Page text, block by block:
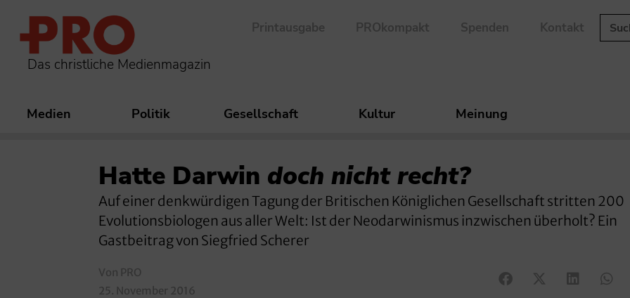
Das christliche Medienmagazin
Printausgabe PROkompakt Spenden Kontakt
Medien Politik Gesellschaft Kultur Meinung
Hatte Darwin doch nicht recht?
Auf einer denkwürdigen Tagung der Britischen Königlichen Gesellschaft stritten 200
Evolutionsbiologen aus aller Welt: Ist der Neodarwinismus inzwischen überholt? Ein
Gastbeitrag von Siegfried Scherer
Von PRO
25. November 2016